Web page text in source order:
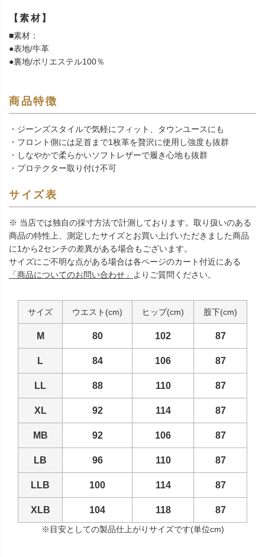
【素材】
■素材：
●表地/牛革
●裏地/ポリエステル100％
商品特徴
・ジーンズスタイルで気軽にフィット、タウンユースにも
・フロント側には足首まで1枚革を贅沢に使用し強度も抜群
・しなやかで柔らかいソフトレザーで履き心地も抜群
・プロテクター取り付け不可
サイズ表
※ 当店では独自の採寸方法で計測しております。取り扱いのある
商品の特性上、測定したサイズとお買い上げいただきました商品
に1から2センチの差異がある場合もございます。
サイズにご不明な点がある場合は各ページのカート付近にある
「商品についてのお問い合わせ」
よりご質問ください。
サイズ ウエスト(cm) ヒップ(cm) 股下(cm)
M 80 102 87
L 84 106 87
LL 88 110 87
XL 92 114 87
MB 92 106 87
LB 96 110 87
LLB 100 114 87
XLB 104 118 87
※目安としての製品仕上がりサイズです(単位cm)